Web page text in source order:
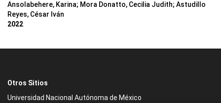
Ansolabehere, Karina; Mora Donatto, Cecilia Judith; Astudillo
Reyes, César Iván
2022
Otros Sitios
Universidad Nacional Autónoma de México